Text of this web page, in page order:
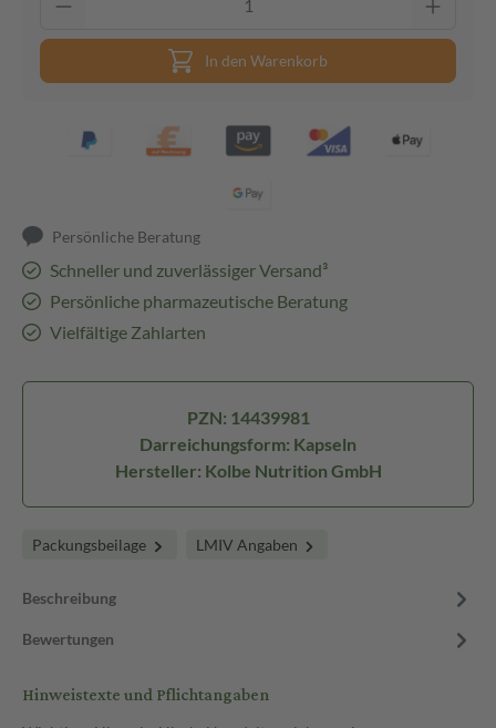
In den Warenkorb
Persönliche Beratung
Schneller und zuverlässiger Versand³
Persönliche pharmazeutische Beratung
Vielfältige Zahlarten
PZN: 14439981
Darreichungsform: Kapseln
Hersteller: Kolbe Nutrition GmbH
Packungsbeilage LMIV Angaben
Beschreibung
Bewertungen
Hinweistexte und Pflichtangaben